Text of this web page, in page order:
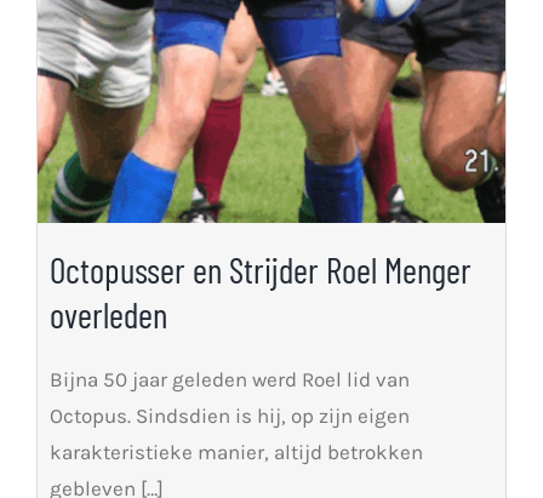
Octopusser en Strijder Roel Menger
overleden
Bijna 50 jaar geleden werd Roel lid van
Octopus. Sindsdien is hij, op zijn eigen
karakteristieke manier, altijd betrokken
gebleven […]